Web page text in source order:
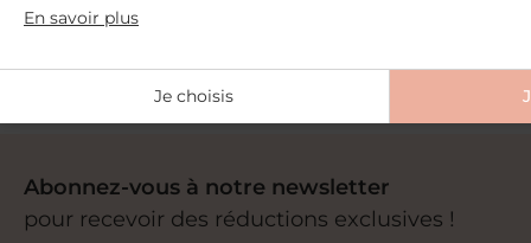
dès 59€ d'achat
Abonnez-vous à notre newsletter
pour recevoir des réductions exclusives !
En savoir plus
Je choisis